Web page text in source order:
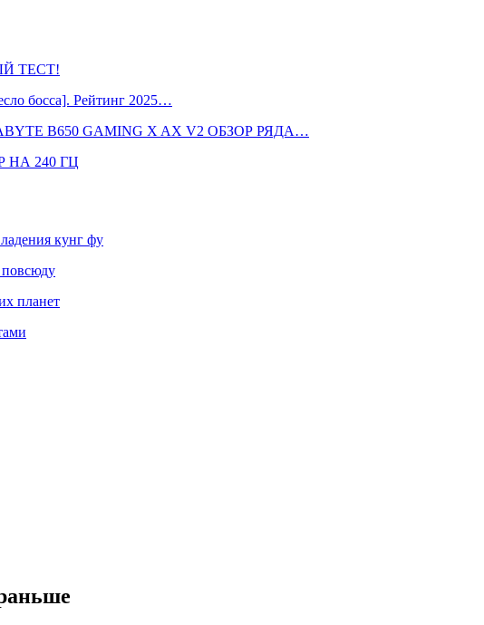
ТЕСТ!
босса]. Рейтинг 2025…
B650 GAMING X AX V2 ОБЗОР РЯДА…
НА 240 ГЦ
кунг фу
планет